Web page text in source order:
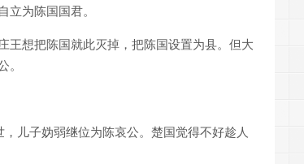
为陈国国君。
王想把陈国就此灭掉，把陈国设置为县。但大
儿子妫弱继位为陈哀公。楚国觉得不好趁人